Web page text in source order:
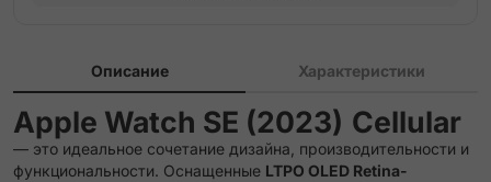
Описание Характеристики
Apple Watch SE (2023) Cellular
— это идеальное сочетание дизайна, производительности и
функциональности. Оснащенные LTPO OLED Retina-